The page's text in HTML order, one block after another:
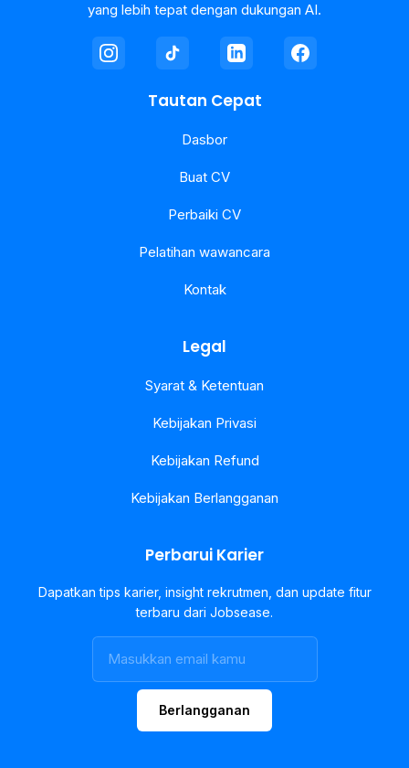
yang lebih tepat dengan dukungan AI.
Tautan Cepat
Dasbor
Buat CV
Perbaiki CV
Pelatihan wawancara
Kontak
Legal
Syarat & Ketentuan
Kebijakan Privasi
Kebijakan Refund
Kebijakan Berlangganan
Perbarui Karier
Dapatkan tips karier, insight rekrutmen, dan update fitur
terbaru dari Jobsease.
Berlangganan